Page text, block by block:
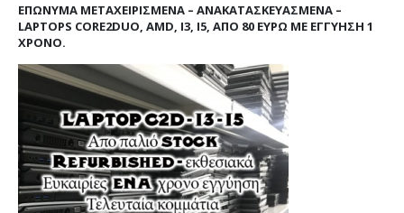
10.00€.είναι:
8.00€.
ΕΠΏΝΥΜΑ ΜΕΤΑΧΕΙΡΙΣΜΈΝΑ – ΑΝΑΚΑΤΑΣΚΕΥΑΣΜΈΝΑ –
LAPTOPS CORE2DUO, AMD, I3, I5, ΑΠΌ 80 ΕΥΡΏ ΜΕ ΕΓΓΎΗΣΗ 1
ΧΡΌΝΟ.